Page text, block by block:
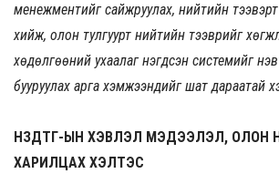
менежментийг сайжруулах, нийтийн
хийж, олон тулгуурт нийтийн тээврийг
хөдөлгөөний ухаалаг нэгдсэн системийг
бууруулах арга хэмжээнүүдийг шат дараатай
НЗДТГ-ЫН ХЭВЛЭЛ МЭДЭЭЛЭЛ, ОЛОН
ХАРИЛЦАХ ХЭЛТЭС